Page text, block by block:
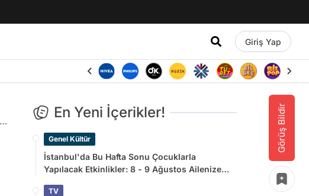
Giriş Yap
Görüş Bildir
En Yeni İçerikler!
Genel Kültür
İstanbul'da Bu Hafta Sonu Çocuklarla
Yapılacak Etkinlikler: 8 - 9 Ağustos Ailenize
TV